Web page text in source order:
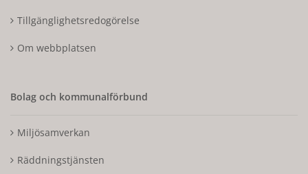
Tillgänglighetsredogörelse
Om webbplatsen
Bolag och kommunalförbund
Miljösamverkan
Räddningstjänsten